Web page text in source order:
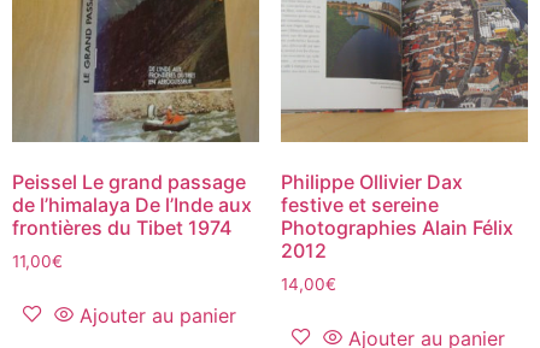
Peissel Le grand passage
de l’himalaya De l’Inde aux
frontières du Tibet 1974
11,00€
Ajouter au panier
Philippe Ollivier Dax
festive et sereine
Photographies Alain Félix
2012
14,00€
Ajouter au panier